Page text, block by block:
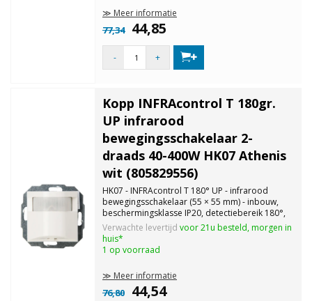
≫ Meer informatie
77,34 44,85
- +
Kopp INFRAcontrol T 180gr.
UP infrarood
bewegingsschakelaar 2-
draads 40-400W HK07 Athenis
wit (805829556)
HK07 - INFRAcontrol T 180° UP - infrarood
bewegingsschakelaar (55 × 55 mm) - inbouw,
beschermingsklasse IP20, detectiebereik 180°,
detectiebereik ca. 10 m, insteltijd 4 - 240 sec.,
schemerdrempel traploos instelbaar, met
schakelaar: permanent aan, automat
Verwachte levertijd voor 21u besteld, morgen in
huis*
1 op voorraad
≫ Meer informatie
76,80 44,54